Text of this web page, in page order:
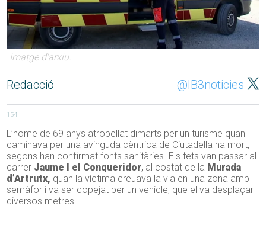
Imatge d'arxiu.
Redacció @IB3noticies
154
L’home de 69 anys atropellat dimarts per un turisme quan
caminava per una avinguda cèntrica de Ciutadella ha mort,
segons han confirmat fonts sanitàries. Els fets van passar al
carrer Jaume I el Conqueridor, al costat de la Murada
d’Artrutx, quan la víctima creuava la via en una zona amb
semàfor i va ser copejat per un vehicle, que el va desplaçar
diversos metres.